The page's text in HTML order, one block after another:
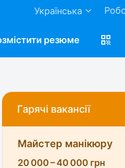
Українська
резюме
Гарячі вакансії
Майстер манікюру
20 000 – 40 000 грн